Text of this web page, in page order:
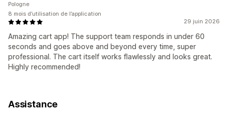
29 juin 2026
Amazing cart app! The support team responds in under 60
seconds and goes above and beyond every time, super
professional. The cart itself works flawlessly and looks great.
Highly recommended!
Pologne
8 mois d’utilisation de l’application
Assistance